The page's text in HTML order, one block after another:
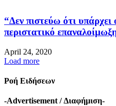
“Δεν πιστεύω ότι υπάρχει
περιστατικό
April 24, 2020
Load more
Ροή Ειδήσεων
-Advertisement / Διαφήμιση-